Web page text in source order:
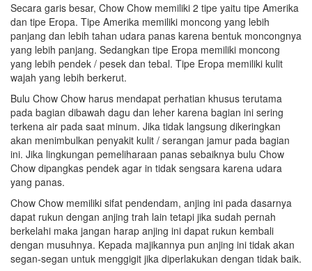
Secara garis besar, Chow Chow memiliki 2 tipe yaitu tipe Amerika
dan tipe Eropa. Tipe Amerika memiliki moncong yang lebih
panjang dan lebih tahan udara panas karena bentuk moncongnya
yang lebih panjang. Sedangkan tipe Eropa memiliki moncong
yang lebih pendek / pesek dan tebal. Tipe Eropa memiliki kulit
wajah yang lebih berkerut.
Bulu Chow Chow harus mendapat perhatian khusus terutama
pada bagian dibawah dagu dan leher karena bagian ini sering
terkena air pada saat minum. Jika tidak langsung dikeringkan
akan menimbulkan penyakit kulit / serangan jamur pada bagian
ini. Jika lingkungan pemeliharaan panas sebaiknya bulu Chow
Chow dipangkas pendek agar in tidak sengsara karena udara
yang panas.
Chow Chow memiliki sifat pendendam, anjing ini pada dasarnya
dapat rukun dengan anjing trah lain tetapi jika sudah pernah
berkelahi maka jangan harap anjing ini dapat rukun kembali
dengan musuhnya. Kepada majikannya pun anjing ini tidak akan
segan-segan untuk menggigit jika diperlakukan dengan tidak baik.